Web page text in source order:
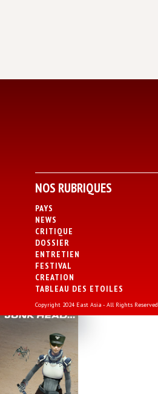
NOS RUBRIQUES
PAYS
NEWS
CRITIQUE
DOSSIER
ENTRETIEN
FESTIVAL
CREATION
TABLEAU DES ETOILES
Copyright 2024 East Asia - All Rights Reserved